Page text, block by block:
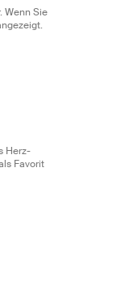
Wenn Sie
Herz-
Favorit